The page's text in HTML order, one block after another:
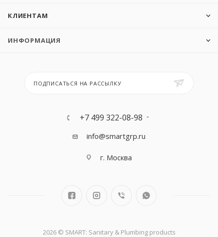
КЛИЕНТАМ
ИНФОРМАЦИЯ
ПОДПИСАТЬСЯ НА РАССЫЛКУ
+7 499 322-08-98
info@smartgrp.ru
г. Москва
2026 © SMART: Sanitary & Plumbing products